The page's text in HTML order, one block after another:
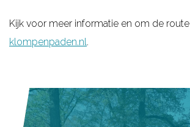
Kijk voor meer informatie en om de
klompenpaden.nl.